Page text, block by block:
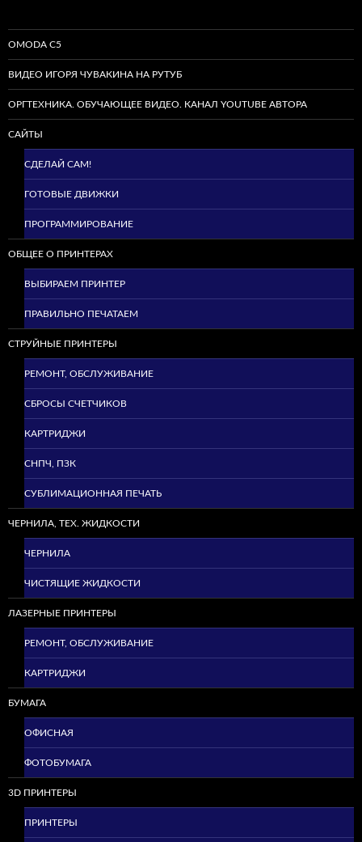
OMODA C5
ВИДЕО ИГОРЯ ЧУВАКИНА НА РУТУБ
ОРГТЕХНИКА. ОБУЧАЮЩЕЕ ВИДЕО. КАНАЛ YOUTUBE АВТОРА
САЙТЫ
СДЕЛАЙ САМ!
ГОТОВЫЕ ДВИЖКИ
ПРОГРАММИРОВАНИЕ
ОБЩЕЕ О ПРИНТЕРАХ
ВЫБИРАЕМ ПРИНТЕР
ПРАВИЛЬНО ПЕЧАТАЕМ
СТРУЙНЫЕ ПРИНТЕРЫ
РЕМОНТ, ОБСЛУЖИВАНИЕ
СБРОСЫ СЧЕТЧИКОВ
КАРТРИДЖИ
СНПЧ, ПЗК
СУБЛИМАЦИОННАЯ ПЕЧАТЬ
ЧЕРНИЛА, ТЕХ. ЖИДКОСТИ
ЧЕРНИЛА
ЧИСТЯЩИЕ ЖИДКОСТИ
ЛАЗЕРНЫЕ ПРИНТЕРЫ
РЕМОНТ, ОБСЛУЖИВАНИЕ
КАРТРИДЖИ
БУМАГА
ОФИСНАЯ
ФОТОБУМАГА
3D ПРИНТЕРЫ
ПРИНТЕРЫ